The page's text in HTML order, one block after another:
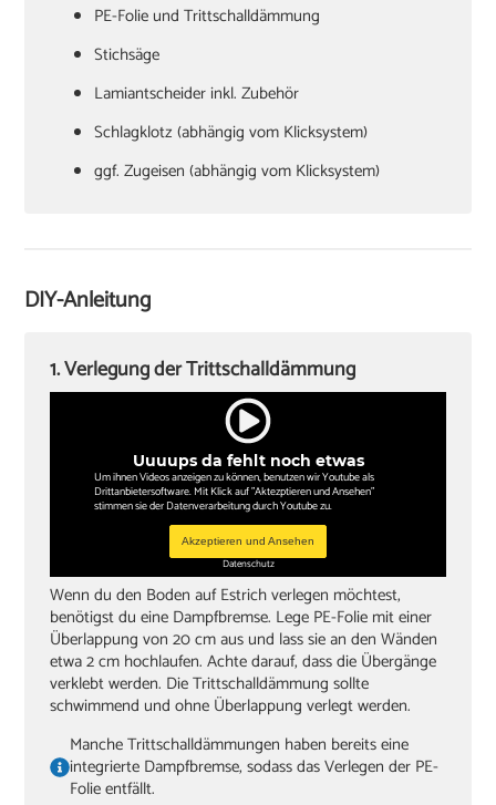
PE-Folie und Trittschalldämmung
Stichsäge
Lamiantscheider inkl. Zubehör
Schlagklotz (abhängig vom Klicksystem)
ggf. Zugeisen (abhängig vom Klicksystem)
Cuttermesser
Zollstock
DIY-Anleitung
Uuuups da fehlt noch etwas
Um ihnen Videos anzeigen zu können, benutzen wir Youtube als
Drittanbietersoftware. Mit Klick auf "Aktezptieren und Ansehen"
stimmen sie der Datenverarbeitung durch Youtube zu.
Akzeptieren und Ansehen
Datenschutz
1. Verlegung der Trittschalldämmung
Wenn du den Boden auf Estrich verlegen möchtest,
benötigst du eine Dampfbremse. Lege PE-Folie mit einer
Überlappung von 20 cm aus und lass sie an den Wänden
etwa 2 cm hochlaufen. Achte darauf, dass die Übergänge
verklebt werden. Die Trittschalldämmung sollte
schwimmend und ohne Überlappung verlegt werden.
Manche Trittschalldämmungen haben bereits eine
integrierte Dampfbremse, sodass das Verlegen der PE-
Folie entfällt.